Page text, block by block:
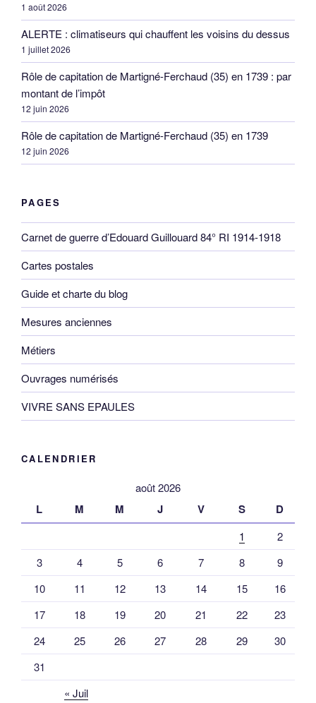
1 août 2026
ALERTE : climatiseurs qui chauffent les voisins du dessus
1 juillet 2026
Rôle de capitation de Martigné-Ferchaud (35) en 1739 : par
montant de l’impôt
12 juin 2026
Rôle de capitation de Martigné-Ferchaud (35) en 1739
12 juin 2026
PAGES
Carnet de guerre d’Edouard Guillouard 84° RI 1914-1918
Cartes postales
Guide et charte du blog
Mesures anciennes
Métiers
Ouvrages numérisés
VIVRE SANS EPAULES
CALENDRIER
août 2026
L M M J V S D
1
2
3
4 5 6 7 8
9
10
11 12 13 14 15
16
17
18 19 20 21 22
23
24
25 26 27 28 29
30
31
« Juil